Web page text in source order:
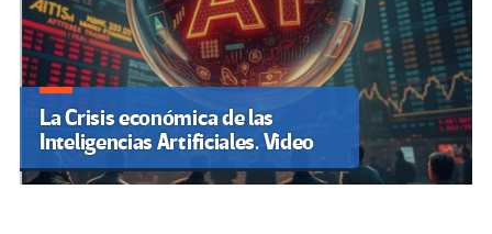
La Crisis económica de las
Inteligencias Artificiales. Video